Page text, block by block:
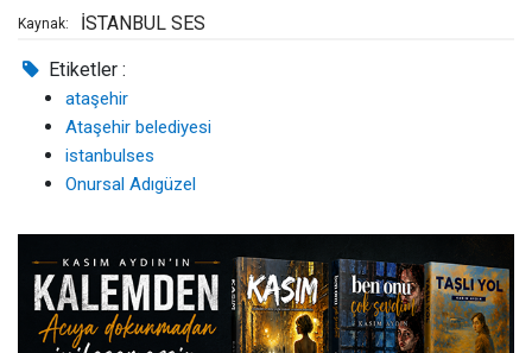
Kaynak: İSTANBUL SES
Etiketler :
ataşehir
Ataşehir belediyesi
istanbulses
Onursal Adıgüzel